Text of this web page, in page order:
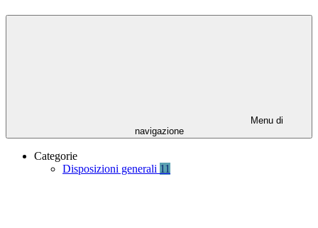
Menu di
navigazione
Categorie
Disposizioni generali 11